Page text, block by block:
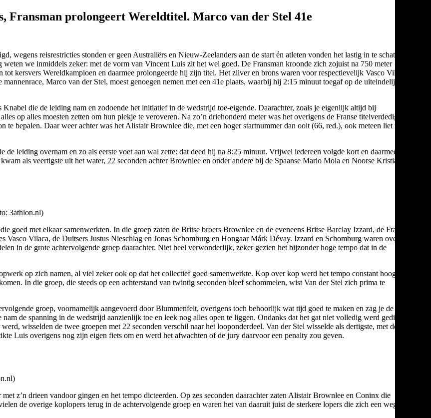
Fransman prolongeert Wereldtitel. Marco van der Stel 41e
wegens reisrestricties stonden er geen Australiërs en Nieuw-Zeelanders aan de start én atleten vonden het lastig in te schatten
we inmiddels zeker: met de vorm van Vincent Luis zit het wel goed. De Fransman kroonde zich zojuist na 750 meter
kersvers Wereldkampioen en daarmee prolongeerde hij zijn titel. Het zilver en brons waren voor respectievelijk Vasco Vilaca
Marco van der Stel, moest genoegen nemen met een 41e plaats, waarbij hij 2:15 minuut toegaf op de uiteindelijke
die de leiding nam en zodoende het initiatief in de wedstrijd toe-eigende. Daarachter, zoals je eigenlijk altijd bij
op alles moesten zetten om hun plekje te veroveren. Na zo’n driehonderd meter was het overigens de Franse titelverdediger
bepalen. Daar weer achter was het Alistair Brownlee die, met een hoger startnummer dan ooit (66, red.), ook meteen liet zien
de leiding overnam en zo als eerste voet aan wal zette: dat deed hij na 8:25 minuut. Vrijwel iedereen volgde kort en daarmee lagen
als veertigste uit het water, 22 seconden achter Brownlee en onder andere bij de Spaanse Mario Mola en Noorse Kristian
3athlon.nl)
goed met elkaar samenwerkten. In die groep zaten de Britse broers Brownlee en de eveneens Britse Barclay Izzard, de Fransen
Vilaca, de Duitsers Justus Nieschlag en Jonas Schomburg en Hongaar Márk Dévay. Izzard en Schomburg waren overigens
in de grote achtervolgende groep daarachter. Niet heel verwonderlijk, zeker gezien het bijzonder hoge tempo dat in de
op zich namen, al viel zeker ook op dat het collectief goed samenwerkte. Kop over kop werd het tempo constant hoog
In die groep, die steeds op een achterstand van twintig seconden bleef schommelen, wist Van der Stel zich prima te
groep, voornamelijk aangevoerd door Blummenfelt, overigens toch behoorlijk wat tijd goed te maken en zag je de
de spanning in de wedstrijd aanzienlijk toe en leek nog alles open te liggen. Ondanks dat het gat niet volledig werd gedicht, en
wisselden de twee groepen met 22 seconden verschil naar het looponderdeel. Van der Stel wisselde als dertigste, met dertig
Luis overigens nog zijn eigen fiets om en werd het afwachten of de jury daarvoor een penalty zou geven.
z’n drieen vandoor gingen en het tempo dicteerden. Op zes seconden daarachter zaten Alistair Brownlee en Coninx die
de overige koplopers terug in de achtervolgende groep en waren het van daaruit juist de sterkere lopers die zich een weg naar